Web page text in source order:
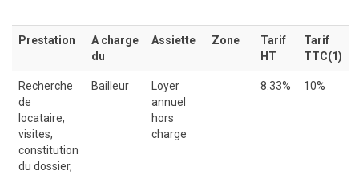
Prestation
A charge
du
Assiette Zone
Tarif
HT
Tarif
TTC(1)
Recherche
de
locataire,
visites,
constitution
du dossier,
Bailleur
Loyer
annuel
hors
charge
8.33% 10%